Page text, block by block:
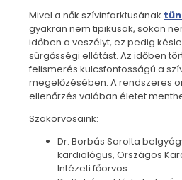
Mivel a nők szívinfarktusának
gyakran nem tipikusak, sokan
időben a veszélyt, ez pedig
sürgősségi ellátást. Az időben
felismerés kulcsfontosságú a
megelőzésében. A rendszeres
ellenőrzés valóban életet
Szakorvosaink:
Dr. Borbás Sarolta
kardiológus, Országos
Intézeti főorvos